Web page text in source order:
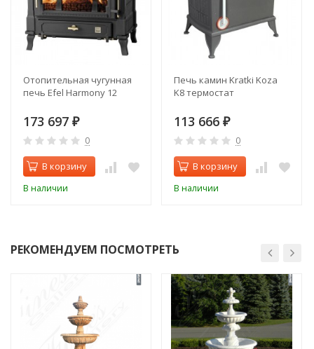
Отопительная чугунная
печь Efel Harmony 12
173 697 ₽
0
В корзину
В наличии
Печь камин Kratki Koza
K8 термостат
113 666 ₽
0
В корзину
В наличии
РЕКОМЕНДУЕМ ПОСМОТРЕТЬ